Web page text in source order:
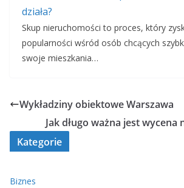
działa?
Skup nieruchomości to proces, który
popularności wśród osób chcących
swoje mieszkania…
Wykładziny obiektowe Warszawa
Jak długo ważna jest wycena
Kategorie
Biznes